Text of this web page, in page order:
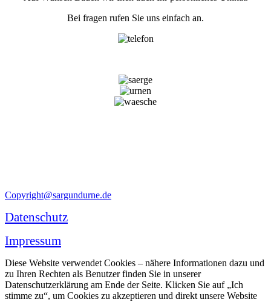
Bei fragen rufen Sie uns einfach an.
Copyright@sargundurne.de
Datenschutz
Impressum
Diese Website verwendet Cookies – nähere Informationen dazu und
zu Ihren Rechten als Benutzer finden Sie in unserer
Datenschutzerklärung am Ende der Seite. Klicken Sie auf „Ich
stimme zu“, um Cookies zu akzeptieren und direkt unsere Website